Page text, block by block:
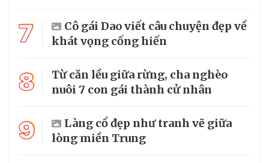
7
Cô gái Dao viết câu chuyện đẹp về
khát vọng cống hiến
8
Từ căn lều giữa rừng, cha nghèo
nuôi 7 con gái thành cử nhân
9
Làng cổ đẹp như tranh vẽ giữa
lòng miền Trung